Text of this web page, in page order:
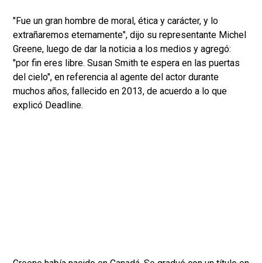
"Fue un gran hombre de moral, ética y carácter, y lo
extrañaremos eternamente", dijo su representante Michel
Greene, luego de dar la noticia a los medios y agregó:
"por fin eres libre. Susan Smith te espera en las puertas
del cielo", en referencia al agente del actor durante
muchos años, fallecido en 2013, de acuerdo a lo que
explicó Deadline.